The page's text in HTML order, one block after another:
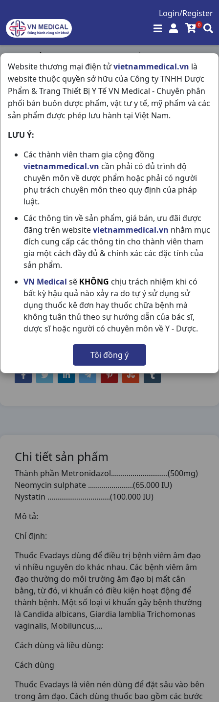
Login/Register
0
Website thương mại điện tửvietnammedical.vn là
website thuộc quyền sở hữu của Công ty TNHH Dược
Phẩm & Trang Thiết Bị Y Tế VN Medical - Chuyên phân
phối bán buôn dược phẩm, vật tư y tế, mỹ phẩm và các
sản phẩm được phép lưu hành tại Việt Nam.
LƯU Ý:
Các thành viên tham gia cộng đồng
vietnammedical.vn cần phải có đủ trình độ
chuyên môn về dược phẩm hoặc phải có người
phụ trách chuyên môn theo quy định của pháp
luật.
Các thông tin về sản phẩm, giá bán, ưu đãi được
đăng trên websitevietnammedical.vn nhằm mục
đích cung cấp các thông tin cho thành viên tham
gia một cách đầy đủ & chính xác các đặc tính của
sản phẩm.
VN Medical sẽ KHÔNG chịu trách nhiệm khi có
bất kỳ hậu quả nào xảy ra do tự ý sử dụng sử
dụng thuốc kê đơn hay thuốc chữa bệnh mà
không tuân thủ theo sự hướng dẫn của bác sĩ,
dược sĩ hoặc người có chuyên môn về Y - Dược.
Tôi đồng ý
Trang chủ / Kháng Sinh - Kháng Nấm - Kháng Virus /
Evadayss H10vn Medilantex
EVADAYSS H10VN MEDILANTEX
NSX:Medilantex
Nhóm hàng:Kháng Sinh - Kháng Nấm -
Kháng Virus,
Chia sẻ qua mạng xã hội:
Chi tiết sản phẩm
Thành phần Metronidazol.............................(500mg)
Neomycin sulphate .......................(65.000 IU)
Nystatin ................................(100.000 IU)
Mô tả:
Chỉ định:
Thuốc Evadays dùng để điều trị bệnh viêm âm đạo
vì nhiều nguyên do khác nhau. Các bệnh viêm âm
đạo thường do môi trường âm đạo bị mất cân
bằng, từ đó, vi khuẩn có điều kiện hoạt động để
thành bệnh. Một số loại vi khuẩn gây bệnh thường
là Candida albicans, Giardia lamblia Trichomonas
vaginalis, Mobiluncus,…
Cách dùng và liều dùng:
Cách dùng
Thuốc Evadays là viên nén dùng để đặt sâu vào bên
trong âm đạo. Cách dùng thuốc bao gồm các bước